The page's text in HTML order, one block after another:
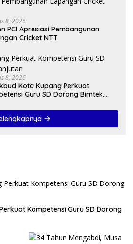
8, 2026
PCI Apresiasi Pembangunan
Cricket NTT
8, 2026
Kota Kupang Perkuat
Guru SD Dorong Bimtek
Kompetensi Guru SD Dorong